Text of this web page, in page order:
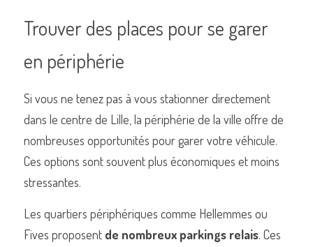
Trouver des places pour se garer
en périphérie
Si vous ne tenez pas à vous stationner directement
dans le centre de Lille, la périphérie de la ville offre de
nombreuses opportunités pour garer votre véhicule.
Ces options sont souvent plus économiques et moins
stressantes.
Les quartiers périphériques comme Hellemmes ou
Fives proposent de nombreux parkings relais. Ces